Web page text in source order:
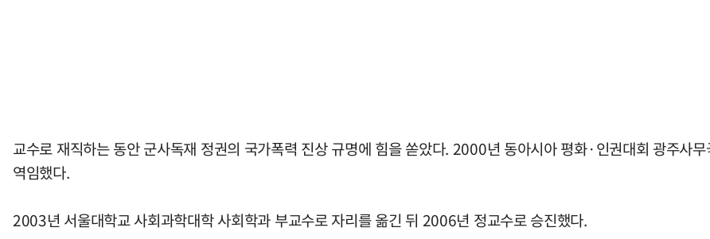
교수로 재직하는 동안 군사독재 정권의 국가폭력 진상 규명에 힘을 쏟았다. 2000년 동아시아 평화·인권대회 광주사
역임했다.
2003년 서울대학교 사회과학대학 사회학과 부교수로 자리를 옮긴 뒤 2006년 정교수로 승진했다.